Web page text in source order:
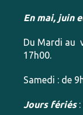
En mai, juin
Du Mardi au
17h00.
Samedi : de
Jours fériés: